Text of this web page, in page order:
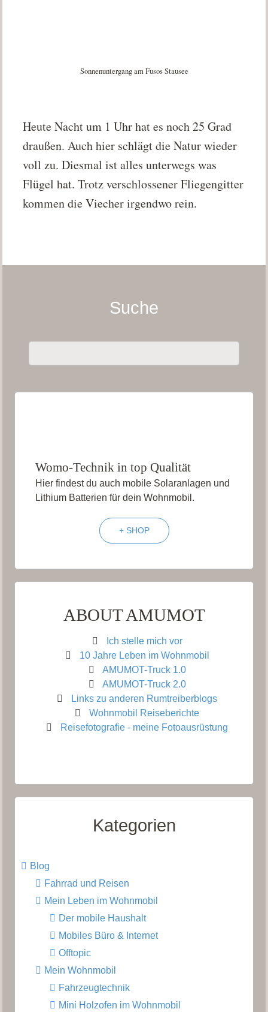
Sonnenuntergang am Fusos Stausee
Heute Nacht um 1 Uhr hat es noch 25 Grad
draußen. Auch hier schlägt die Natur wieder
voll zu. Diesmal ist alles unterwegs was
Flügel hat. Trotz verschlossener Fliegengitter
kommen die Viecher irgendwo rein.
Suche
Womo-Technik in top Qualität
Hier findest du auch mobile Solaranlagen und
Lithium Batterien für dein Wohnmobil.
+ SHOP
ABOUT AMUMOT
Ich stelle mich vor
10 Jahre Leben im Wohnmobil
AMUMOT-Truck 1.0
AMUMOT-Truck 2.0
Links zu anderen Rumtreiberblogs
Wohnmobil Reiseberichte
Reisefotografie - meine Fotoausrüstung
Kategorien
Blog
Fahrrad und Reisen
Mein Leben im Wohnmobil
Der mobile Haushalt
Mobiles Büro & Internet
Offtopic
Mein Wohnmobil
Fahrzeugtechnik
Mini Holzofen im Wohnmobil